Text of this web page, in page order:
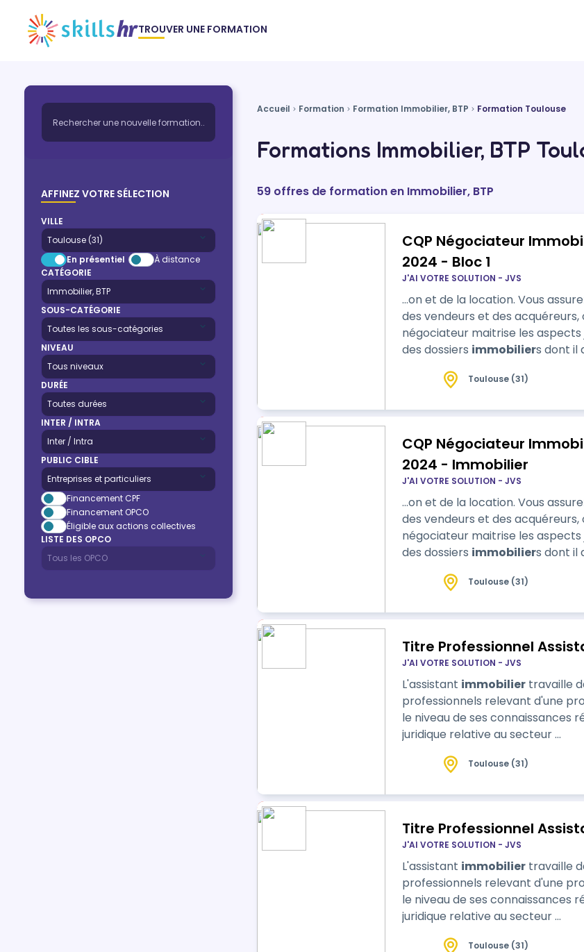
TROUVER UNE FORMATION
AFFINEZ VOTRE SÉLECTION
VILLE
En présentiel
À distance
CATÉGORIE
SOUS-CATÉGORIE
NIVEAU
DURÉE
INTER / INTRA
PUBLIC CIBLE
Financement CPF
Financement OPCO
Éligible aux actions collectives
LISTE DES OPCO
Accueil Formation Formation Immobilier, BTP Formation Toulouse
Formations Immobilier, BTP
59 offres de formation en Immobilier, BTP
CQP Négociateur
2024 - Bloc 1
J'AI VOTRE SOLUTION - JVS
…on et de la location. Vous
des vendeurs et des acquéreurs,
négociateur maitrise les
des dossiers immobiliers dont il a la charge.
Toulouse (31)
CQP Négociateur
2024 - Immobilier
J'AI VOTRE SOLUTION - JVS
…on et de la location. Vous
des vendeurs et des acquéreurs,
négociateur maitrise les
des dossiers immobiliers dont il a la charge.
Toulouse (31)
Titre Professionnel
J'AI VOTRE SOLUTION - JVS
L'assistant immobiliertravaille
professionnels relevant d'une
le niveau de ses connaissances
juridique relative au secteur …
Toulouse (31)
Titre Professionnel
J'AI VOTRE SOLUTION - JVS
L'assistant immobiliertravaille
professionnels relevant d'une
le niveau de ses connaissances
juridique relative au secteur …
Toulouse (31)